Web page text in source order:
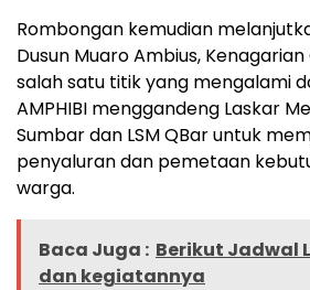
Rombongan kemudian
Dusun Muaro Ambius,
salah satu titik yang mengalami
AMPHIBI menggandeng Laskar
Sumbar dan LSM QBar untuk
penyaluran dan pemetaan
warga.
Baca Juga : Berikut Jadwal
dan kegiatannya